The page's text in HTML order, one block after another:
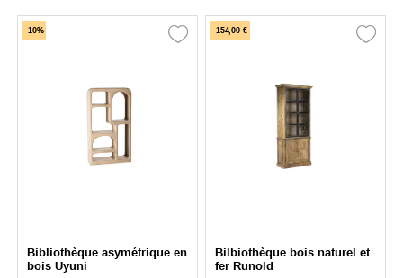
-10%
Bibliothèque asymétrique en
bois Uyuni
-154,00 €
Bilbiothèque bois naturel et
fer Runold